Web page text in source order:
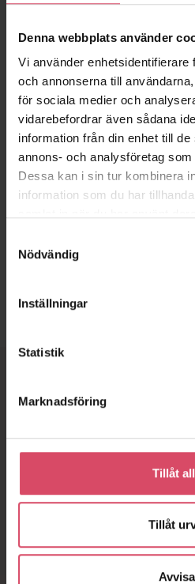
Denna webbplats använder
Vi använder enhetsidentifierare
och annonserna till
för sociala medier och
vidarebefordrar även sådana
information från din enhet till
annons- och analysföretag
Dessa kan i sin tur kombinera
information som du har
Nödvändig
Inställningar
Statistik
Marknadsföring
Tillåt
Tillåt
Avvisa
Liknande produkter
M2,5 – DONSÖ
Vill du
Kontakta oss direkt
Fyll i vårt